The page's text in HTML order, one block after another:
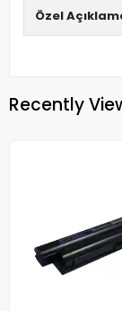
Özel
Recently